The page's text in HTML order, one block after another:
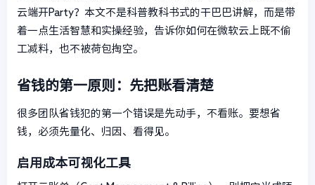
云端开Party？本文不是科普教科书式的干巴巴讲解，而是带
着一点生活智慧和实操经验，告诉你如何在微软云上既不偷
工减料，也不被荷包掏空。
省钱的第一原则：先把账看清楚
很多团队省钱犯的第一个错误是先动手，不看账。要想省
钱，必须先量化、归因、看得见。
启用成本可视化工具